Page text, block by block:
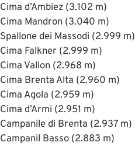
Cima d’Ambiez (3.102 m)
Cima Mandron (3.040 m)
Spallone dei Massodi (2.999 m)
Cima Falkner (2.999 m)
Cima Vallon (2.968 m)
Cima Brenta Alta (2.960 m)
Cima Agola (2.959 m)
Cima d’Armi (2.951 m)
Campanile di Brenta (2.937 m)
Campanil Basso (2.883 m)